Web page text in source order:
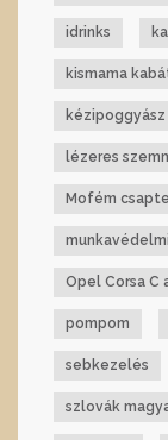
idrinks
kismama
kézipoggyász
lézeres
Mofém
Opel Corsa C
pompom
sebkezelés
szlovák